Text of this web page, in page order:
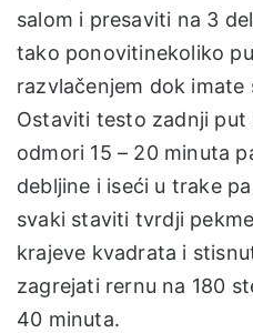
salom i presaviti na 3
tako ponovitinekoliko
razvlačenjem dok imate
Ostaviti testo zadnji put
odmori 15 – 20 minuta
debljine i iseći u trake
svaki staviti tvrdji
krajeve kvadrata i
zagrejati rernu na 180
40 minuta.